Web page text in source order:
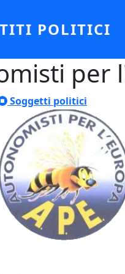
POLITICI
per
Soggetti politici